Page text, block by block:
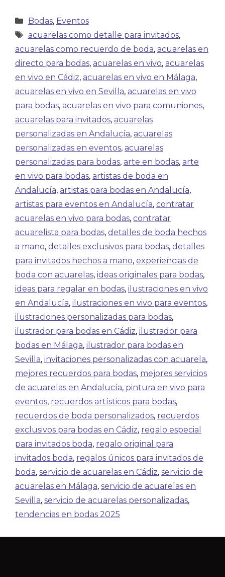
Bodas, Eventos
acuarelas como detalle para invitados,
acuarelas como recuerdo de boda, acuarelas en
directo para bodas, acuarelas en vivo, acuarelas
en vivo en Cádiz, acuarelas en vivo en Málaga,
acuarelas en vivo en Sevilla, acuarelas en vivo
para bodas, acuarelas en vivo para comuniones,
acuarelas para invitados, acuarelas
personalizadas en Andalucía, acuarelas
personalizadas en eventos, acuarelas
personalizadas para bodas, arte en bodas, arte
en vivo para bodas, artistas de boda en
Andalucía, artistas para bodas en Andalucía,
artistas para eventos en Andalucía, contratar
acuarelas en vivo para bodas, contratar
acuarelista para bodas, detalles de boda hechos
a mano, detalles exclusivos para bodas, detalles
para invitados hechos a mano, experiencias de
boda con acuarelas, ideas originales para bodas,
ideas para regalar en bodas, ilustraciones en vivo
en Andalucía, ilustraciones en vivo para eventos,
ilustraciones personalizadas para bodas,
ilustrador para bodas en Cádiz, ilustrador para
bodas en Málaga, ilustrador para bodas en
Sevilla, invitaciones personalizadas con acuarela,
mejores recuerdos para bodas, mejores servicios
de acuarelas en Andalucía, pintura en vivo para
eventos, recuerdos artísticos para bodas,
recuerdos de boda personalizados, recuerdos
exclusivos para bodas en Cádiz, regalo especial
para invitados boda, regalo original para
invitados boda, regalos únicos para invitados de
boda, servicio de acuarelas en Cádiz, servicio de
acuarelas en Málaga, servicio de acuarelas en
Sevilla, servicio de acuarelas personalizadas,
tendencias en bodas 2025